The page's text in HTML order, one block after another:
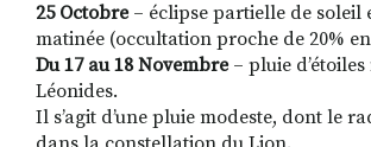
25 Octobre– éclipse partielle de soleil
matinée (occultation proche de 20%
Du 17 au 18 Novembre– pluie
Léonides.
Il s’agit d’une pluie modeste, dont le